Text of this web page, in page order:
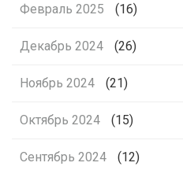
Февраль 2025 (16)
Декабрь 2024 (26)
Ноябрь 2024 (21)
Октябрь 2024 (15)
Сентябрь 2024 (12)